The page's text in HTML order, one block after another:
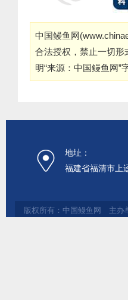
中国鳗鱼网(
合法授权，禁止一切
明“来源：中国鳗鱼网
地址：
福建省福清市上
版权所有：中国鳗鱼网 主办